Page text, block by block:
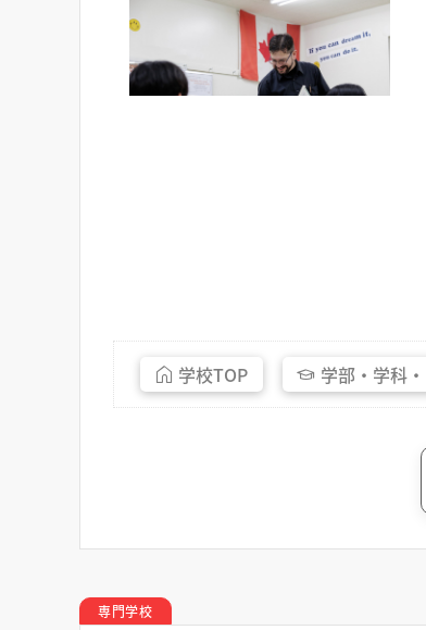
学校TOP 学部・ 学科・
専門学校